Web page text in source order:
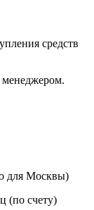
средств
менеджером.
для Москвы)
(по счету)